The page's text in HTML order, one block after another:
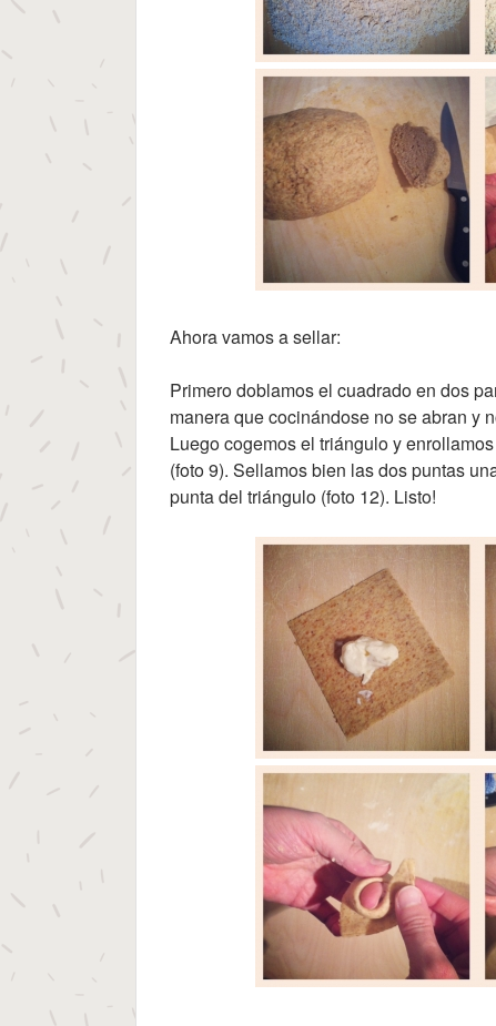
Ahora vamos a sellar:
Primero doblamos el cuadrado en dos
manera que cocinándose no se abran y
Luego cogemos el triángulo y
(foto 9). Sellamos bien las dos puntas
punta del triángulo (foto 12). Listo!